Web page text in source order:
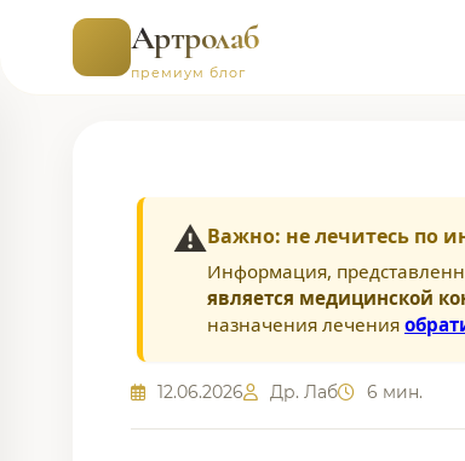
Артролаб
премиум блог
⚠️Важно: не лечитесь по
Информация,
является медицинской
назначения лечения
12.06.2026 Др. Лаб 6 мин.